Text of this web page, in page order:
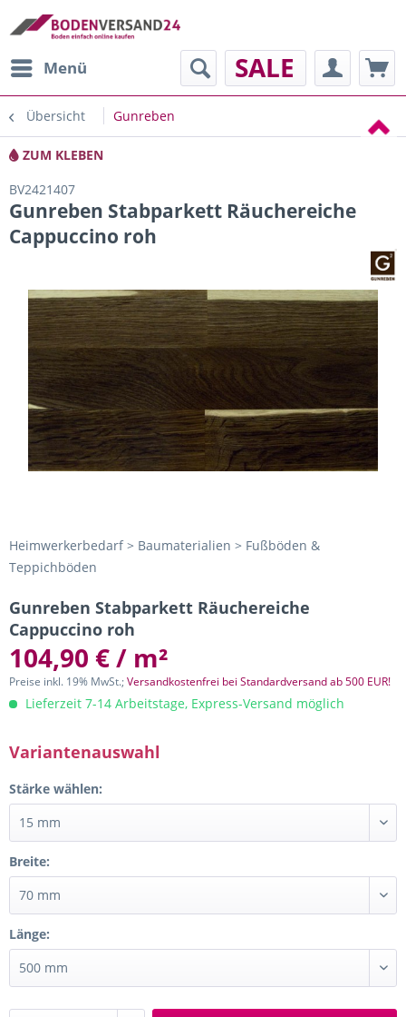
Menü SALE
Übersicht Gunreben
ZUM KLEBEN
BV2421407
Gunreben Stabparkett Räuchereiche
Cappuccino roh
Heimwerkerbedarf > Baumaterialien > Fußböden &
Teppichböden
Gunreben Stabparkett Räuchereiche
Cappuccino roh
104,90 € / m²
Preise inkl. 19% MwSt.;Versandkostenfrei bei Standardversand ab 500 EUR!
Lieferzeit 7-14 Arbeitstage, Express-Versand möglich
Variantenauswahl
Stärke wählen:
Breite:
Länge: